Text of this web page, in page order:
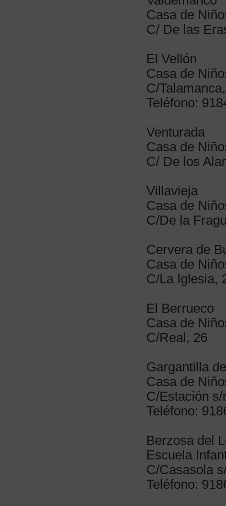
Casa de
C/ De las
El Vellón
Casa de
C/
Teléfono:
Venturada
Casa de
C/ De los
Villavieja
Casa de
C/De la
Cervera de
Casa de
C/La Iglesia,
El Berrueco
Casa de
C/Real, 26
Gargantilla
Casa de
C/Estación s/
Teléfono:
Berzosa del
Escuela
C/Casasola
Teléfono: